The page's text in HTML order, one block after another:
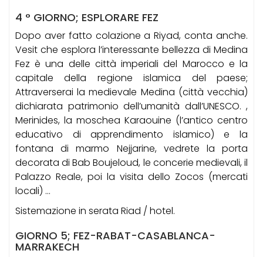
4 ° GIORNO; ESPLORARE FEZ
Dopo aver fatto colazione a Riyad, conta anche.
Vesit che esplora l’interessante bellezza di Medina
Fez è una delle città imperiali del Marocco e la
capitale della regione islamica del paese;
Attraverserai la medievale Medina (città vecchia)
dichiarata patrimonio dell’umanità dall’UNESCO. ,
Merinides, la moschea Karaouine (l’antico centro
educativo di apprendimento islamico) e la
fontana di marmo Nejjarine, vedrete la porta
decorata di Bab Boujeloud, le concerie medievali, il
Palazzo Reale, poi la visita dello Zocos (mercati
locali) …
Sistemazione in serata Riad / hotel.
GIORNO 5; FEZ-RABAT-CASABLANCA-
MARRAKECH